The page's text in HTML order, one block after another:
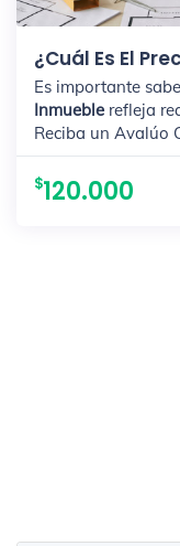
¿Cuál Es El
Es importante
Inmueble refleja
Reciba un Avalúo
120.000